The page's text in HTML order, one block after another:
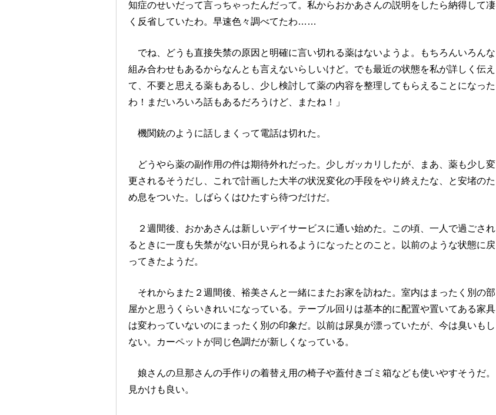
知症のせいだって言っちゃったんだって。私からおかあさんの説明をしたら納得して凄
く反省していたわ。早速色々調べてたわ……
でね、どうも直接失禁の原因と明確に言い切れる薬はないようよ。もちろんいろんな
組み合わせもあるからなんとも言えないらしいけど。でも最近の状態を私が詳しく伝え
て、不要と思える薬もあるし、少し検討して薬の内容を整理してもらえることになった
わ！まだいろいろ話もあるだろうけど、またね！」
機関銃のように話しまくって電話は切れた。
どうやら薬の副作用の件は期待外れだった。少しガッカリしたが、まあ、薬も少し変
更されるそうだし、これで計画した大半の状況変化の手段をやり終えたな、と安堵のた
め息をついた。しばらくはひたすら待つだけだ。
２週間後、おかあさんは新しいデイサービスに通い始めた。この頃、一人で過ごされ
るときに一度も失禁がない日が見られるようになったとのこと。以前のような状態に戻
ってきたようだ。
それからまた２週間後、裕美さんと一緒にまたお家を訪ねた。室内はまったく別の部
屋かと思うくらいきれいになっている。テーブル回りは基本的に配置や置いてある家具
は変わっていないのにまったく別の印象だ。以前は尿臭が漂っていたが、今は臭いもし
ない。カーペットが同じ色調だが新しくなっている。
娘さんの旦那さんの手作りの着替え用の椅子や蓋付きゴミ箱なども使いやすそうだ。
見かけも良い。